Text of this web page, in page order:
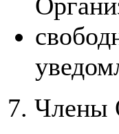
7. Члены